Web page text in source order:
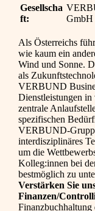
Gesellscha
ft:
GmbH
Als Österreichs
wie kaum ein
Wind und Sonne.
als
VERBUND
Dienstleistungen in
zentrale
spezifischen
VERBUND-
interdisziplinäres
um die
Kolleg:innen bei
bestmöglich zu
Verstärken Sie
Finanzen/
Finanzbuchhaltung